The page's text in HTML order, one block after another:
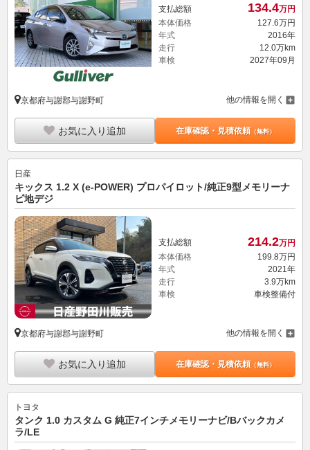
支払総額 134.4万円
本体価格
127.6万円
年式
2016年
走行
12.0万km
車検
2027年09月
京都府与謝郡与謝野町 他の情報を開く
お気に入り追加 在庫確認・見積依頼（無料）
日産
キックス 1.2 X (e-POWER) プロパイロット/純正9型メモリーナ
ビ地デジ
支払総額 214.2万円
本体価格
199. 8万円
年式
2021年
走行
3.9万km
車検
車検整備付
京都府与謝郡与謝野町 他の情報を開く
お気に入り追加 在庫確認・見積依頼（無料）
トヨタ
タンク 1.0 カスタム G 純正7インチメモリーナビ/Bバックカメ
ラ/LE